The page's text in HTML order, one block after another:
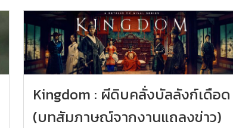
Kingdom : ผีดิบคลั่งบัลลังก์เดือด
(บทสัมภาษณ์จากงานแถลงข่าว)